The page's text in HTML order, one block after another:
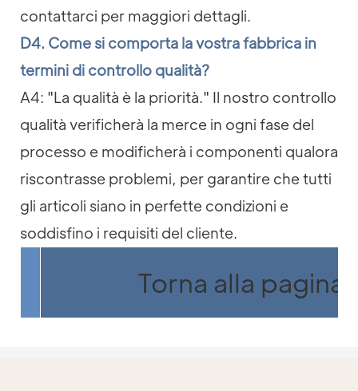
contattarci per maggiori dettagli.
D4. Come si comporta la vostra fabbrica in
termini di controllo qualità?
A4: "La qualità è la priorità." Il nostro controllo
qualità verificherà la merce in ogni fase del
processo e modificherà i componenti qualora
riscontrasse problemi, per garantire che tutti
gli articoli siano in perfette condizioni e
soddisfino i requisiti del cliente.
Torna alla pagina